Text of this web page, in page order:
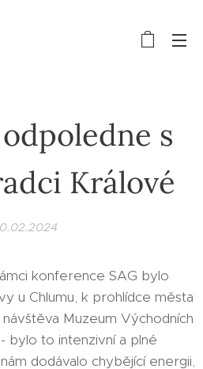
s
Králové
konference SAG bylo
u Chlumu, k prohlídce města
Muzeum Východních
bylo to intenzivní a plné
dodávalo chybějící energii,